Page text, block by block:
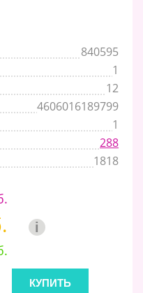
840595
1
12
4606016189799
1
288
1818
i